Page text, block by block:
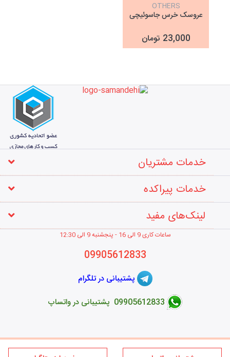
OTHERS
عروسک خرس جاسوئیچی
23,000 تومان
خدمات مشتریان
خدمات پیراکده
لینک‌های مفید
ساعات کاری 9 الی 16 - پنجشنبه 9 الی 12 :30
09905612833
پشتیبانی در تلگرام
09905612833 پشتیبانی در واتساپ
طراحی فروشگاه اینترنتی